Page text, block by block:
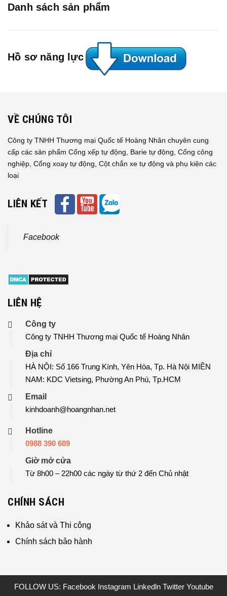
Danh sách sản phẩm
Hồ sơ năng lực
VỀ CHÚNG TÔI
Công ty TNHH Thương mại Quốc tế Hoàng Nhân chuyên cung
cấp các sản phẩm Cổng xếp tự động, Barie tự động, Cổng công
nghiệp, Cổng xoay tự động, Cột chắn xe tự động và phụ kiện các
loại
LIÊN KẾT
Facebook
LIÊN HỆ
Công ty
Công ty TNHH Thương mại Quốc tế Hoàng Nhân
Địa chỉ
HÀ NỘI: Số 166 Trung Kính, Yên Hòa, Tp. Hà Nội MIỀN
NAM: KDC Vietsing, Phường An Phú, Tp.HCM
Email
kinhdoanh@hoangnhan.net
Hotline
0988 390 689
Giờ mở cửa
Từ 8h00 – 22h00 các ngày từ thứ 2 đến Chủ nhật
CHÍNH SÁCH
Khảo sát và Thi công
Chính sách bảo hành
FOLLOW US: Facebook Instagram Linkedln Twitter Youtube